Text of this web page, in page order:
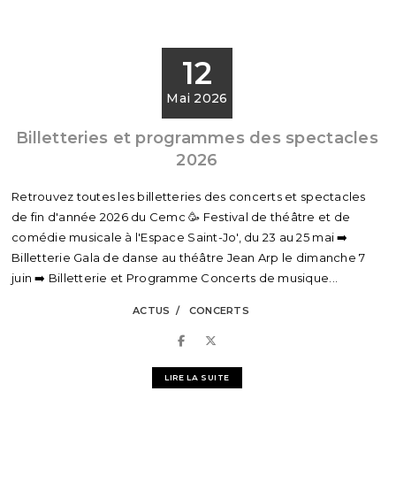
12
Mai 2026
Billetteries et programmes des spectacles
2026
Retrouvez toutes les billetteries des concerts et spectacles
de fin d'année 2026 du Cemc 🥳 Festival de théâtre et de
comédie musicale à l'Espace Saint-Jo', du 23 au 25 mai ➡️
Billetterie Gala de danse au théâtre Jean Arp le dimanche 7
juin ➡️ Billetterie et Programme Concerts de musique...
ACTUS CONCERTS
LIRE LA SUITE